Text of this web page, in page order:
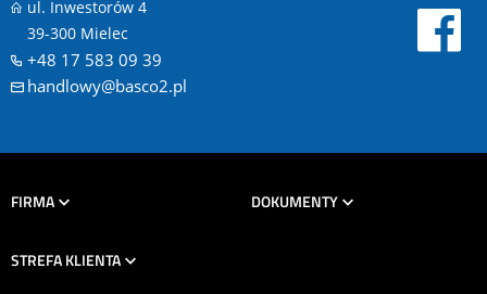
ul. Inwestorów 4
39-300 Mielec
+48 17 583 09 39
handlowy@basco2.pl
FIRMA
STREFA KLIENTA
DOKUMENTY